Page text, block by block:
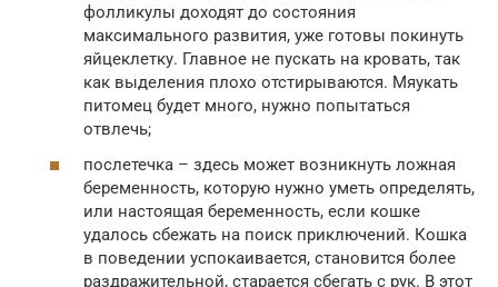
фолликулы доходят до состояния
максимального развития, уже готовы покинуть
яйцеклетку. Главное не пускать на кровать, так
как выделения плохо отстирываются. Мяукать
питомец будет много, нужно попытаться
отвлечь;
послетечка – здесь может возникнуть ложная
беременность, которую нужно уметь определять,
или настоящая беременность, если кошке
удалось сбежать на поиск приключений. Кошка
в поведении успокаивается, становится более
раздражительной, старается сбегать с рук. В этот